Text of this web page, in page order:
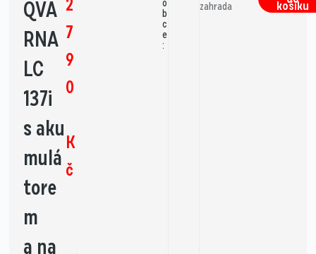
QVA
RNA
LC
137i
s aku
mulá
tore
m
a na
7
9
0
K
č
b
c
e
:
zahrada
košíku